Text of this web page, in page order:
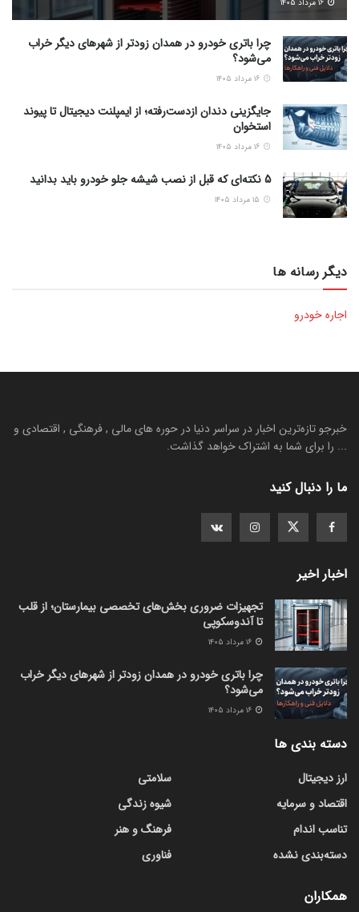
چرا باتری خودرو در همدان زودتر از شهرهای دیگر خراب
می‌شود؟
جایگزینی دندان ازدست‌رفته؛ از ایمپلنت دیجیتال تا پیوند
استخوان
5 نکته‌ای که قبل از نصب شیشه جلو خودرو باید بدانید
دیگر رسانه ها
اجاره خودرو
خبرجو تازه‌ترین اخبار در سراسر دنیا در حوره های مالی , فرهنگی , اقتصادی و
... را برای شما به اشتراک خواهد گذاشت.
ما را دنبال کنید
اخبار اخیر
تجهیزات ضروری بخش‌های تخصصی بیمارستان؛ از قلب
تا آندوسکوپی
چرا باتری خودرو در همدان زودتر از شهرهای دیگر خراب
می‌شود؟
دسته بندی ها
ارز دیجیتال
اقتصاد و سرمایه
تناسب اندام
دسته‌بندی نشده
سلامتی
شیوه زندگی
فرهنگ و هنر
فناوری
همکاران